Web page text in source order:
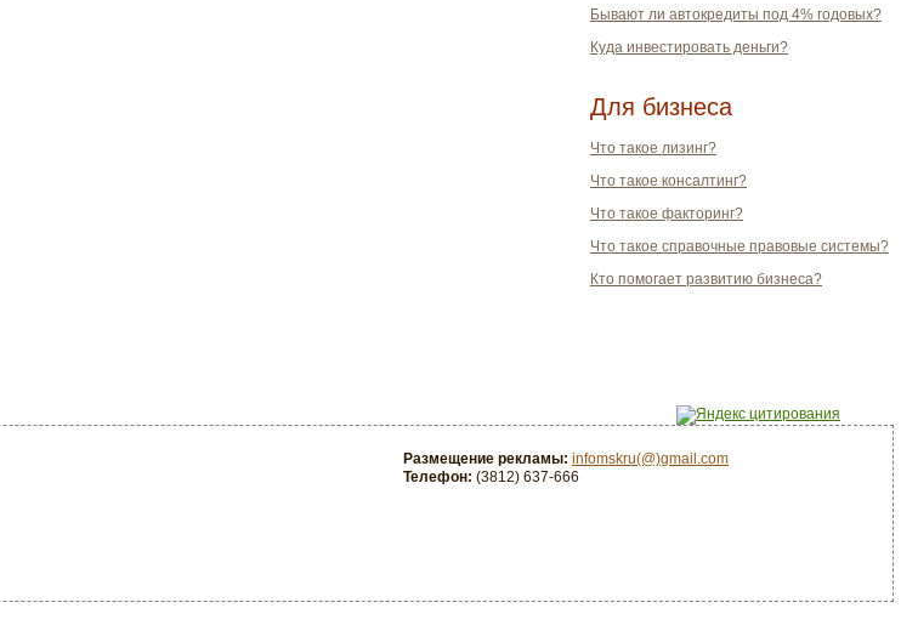
Бывают ли автокредиты под 4% годовых?
Куда инвестировать деньги?
Для бизнеса
Что такое лизинг?
Что такое консалтинг?
Что такое факторинг?
Что такое справочные правовые системы?
Кто помогает развитию бизнеса?
Размещение рекламы: infomskru(@)gmail.com
Телефон: (3812) 637-666